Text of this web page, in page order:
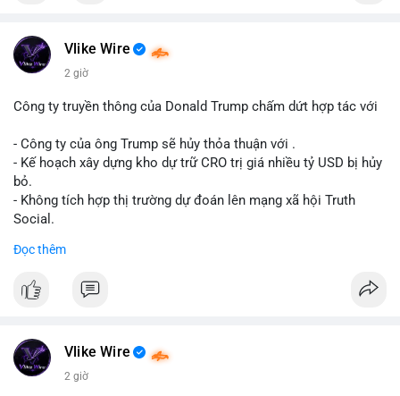
Động thái này có thể là bước chuẩn bị thanh khoản để bán ra,
hoặc tái phân bổ tài sản giữa các ví nóng nhằm tối ưu phí giao
thấy cá voi đang thăm dò thanh khoản thị trường trước khi có
Lời khuyên cho nhà đầu tư nhỏ lẻ: Theo dõi xác nhận giao dịch
và dòng tiền tiếp theo từ ví nguồn. Khối lượng này chưa đủ tạo
áp lực bán mạnh, nhưng nếu xuất hiện thêm 2-3 giao dịch
tương tự trong 24 giờ tới, khả năng cao là sóng điều chỉnh
ở vùng giá hiện tại.
#12dot1btc #786kusd
Vlike Wire
2 giờ
Công ty truyền thông của Donald Trump chấm dứt hợp tác với
- Công ty của ông Trump sẽ hủy thỏa thuận với .
- Kế hoạch xây dựng kho dự trữ CRO trị giá nhiều tỷ USD bị hủy
bỏ.
- Không tích hợp thị trường dự đoán lên mạng xã hội Truth
Social.
#binancesquare
$cro
📰 Nguồn: Cointelegraph
Đọc thêm
Vlike Wire
2 giờ